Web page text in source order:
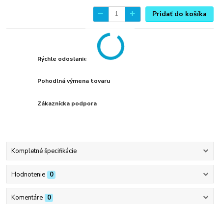
Pridať do košíka
Rýchle odoslanie
Pohodlná výmena tovaru
Zákaznícka podpora
Kompletné špecifikácie
Hodnotenie 0
Komentáre 0